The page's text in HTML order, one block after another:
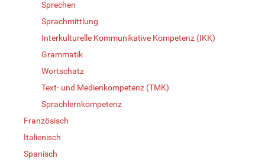
Sprechen
Sprachmittlung
Interkulturelle Kommunikative Kompetenz (IKK)
Grammatik
Wortschatz
Text- und Medienkompetenz (TMK)
Sprachlernkompetenz
Französisch
Italienisch
Spanisch